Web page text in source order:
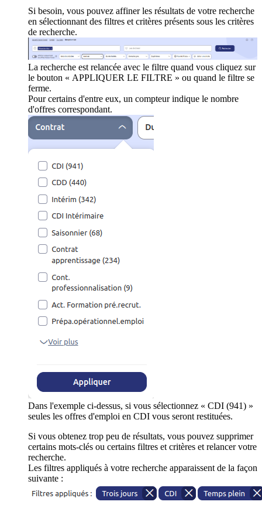
Si besoin, vous pouvez affiner les résultats de votre recherche
en sélectionnant des filtres et critères présents sous les critères
de recherche.
La recherche est relancée avec le filtre quand vous cliquez sur
le bouton « APPLIQUER LE FILTRE » ou quand le filtre se
ferme.
Pour certains d'entre eux, un compteur indique le nombre
d'offres correspondant.
Dans l'exemple ci-dessus, si vous sélectionnez « CDI (941) »
seules les offres d'emploi en CDI vous seront restituées.
Si vous obtenez trop peu de résultats, vous pouvez supprimer
certains mots-clés ou certains filtres et critères et relancer votre
recherche.
Les filtres appliqués à votre recherche apparaissent de la façon
suivante :